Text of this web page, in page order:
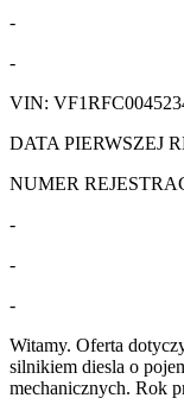
-
-
VIN:
DATA PIERWSZEJ
NUMER
-
-
-
Witamy. Oferta
silnikiem diesla o
mechanicznych. Rok